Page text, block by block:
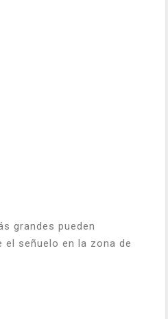
grandes pueden
señuelo en la zona de